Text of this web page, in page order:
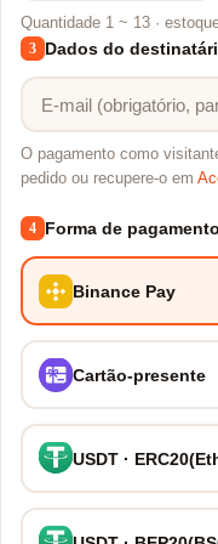
Quantidade 1 ~ 13 ·
3 Dados do
O pagamento como
pedido ou recupere-o em
4 Forma de pagamento
Binance Pay
Cartão-presente
USDT ·